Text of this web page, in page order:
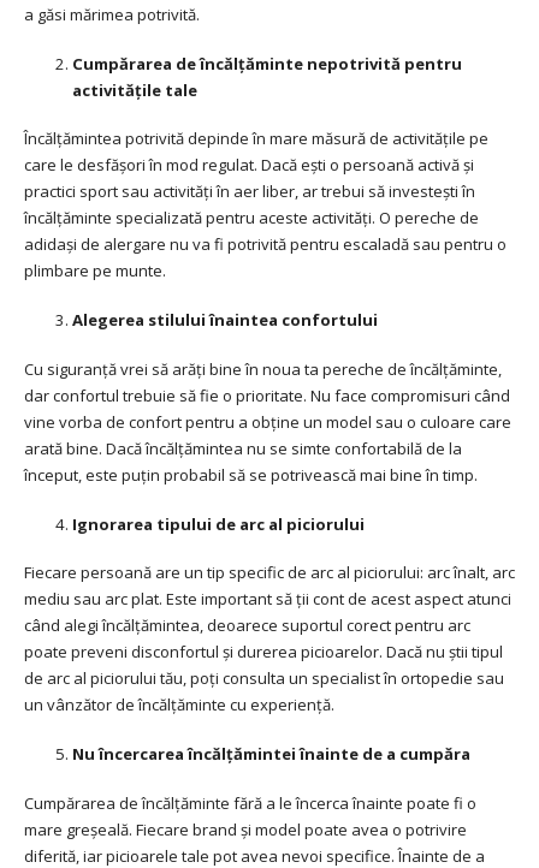
a găsi mărimea potrivită.
Cumpărarea de încălțăminte nepotrivită pentru
activitățile tale
Încălțămintea potrivită depinde în mare măsură de activitățile pe
care le desfășori în mod regulat. Dacă ești o persoană activă și
practici sport sau activități în aer liber, ar trebui să investești în
încălțăminte specializată pentru aceste activități. O pereche de
adidași de alergare nu va fi potrivită pentru escaladă sau pentru o
plimbare pe munte.
Alegerea stilului înaintea confortului
Cu siguranță vrei să arăți bine în noua ta pereche de încălțăminte,
dar confortul trebuie să fie o prioritate. Nu face compromisuri când
vine vorba de confort pentru a obține un model sau o culoare care
arată bine. Dacă încălțămintea nu se simte confortabilă de la
început, este puțin probabil să se potrivească mai bine în timp.
Ignorarea tipului de arc al piciorului
Fiecare persoană are un tip specific de arc al piciorului: arc înalt, arc
mediu sau arc plat. Este important să ții cont de acest aspect atunci
când alegi încălțămintea, deoarece suportul corect pentru arc
poate preveni disconfortul și durerea picioarelor. Dacă nu știi tipul
de arc al piciorului tău, poți consulta un specialist în ortopedie sau
un vânzător de încălțăminte cu experiență.
Nu încercarea încălțămintei înainte de a cumpăra
Cumpărarea de încălțăminte fără a le încerca înainte poate fi o
mare greșeală. Fiecare brand și model poate avea o potrivire
diferită, iar picioarele tale pot avea nevoi specifice. Înainte de a